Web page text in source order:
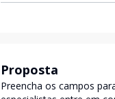
Proposta
Preencha os campos